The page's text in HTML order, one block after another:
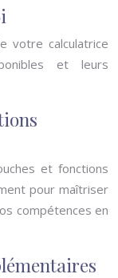
votre calculatrice
et leurs
et fonctions
pour maîtriser
compétences en